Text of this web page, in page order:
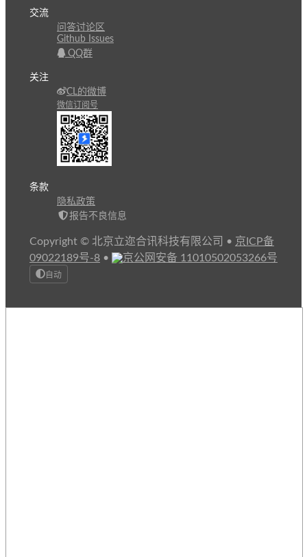
交流
问答讨论区
Github Issues
QQ群
关注
CL的微博
微信订阅号
条款
隐私政策
报告不良信息
Copyright © 北京立迩合讯科技有限公司 • 京ICP备
09022189号-8 • 京公网安备 11010502053266号
自动